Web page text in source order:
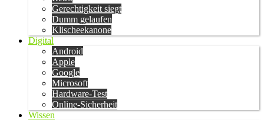
Gerechtigkeit siegt
Dumm gelaufen
Klischeekanone
Digital
Android
Apple
Google
Microsoft
Hardware-Test
Online-Sicherheit
Wissen